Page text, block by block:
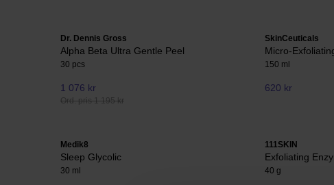
Dr. Dennis Gross
Alpha Beta Ultra Gentle Peel
30 pcs
1 076 kr
Ord. pris 1 195 kr
SkinCeuticals
Micro-
150 ml
620 kr
Medik8
Sleep Glycolic
30 ml
111SKIN
Exfoliating
40 g